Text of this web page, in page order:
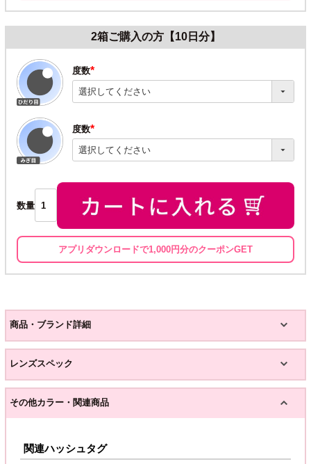
2箱ご購入の方【10日分】
度数
(必
須)
度数
(必
須)
数量
アプリダウンロードで1,000円分のクーポンGET
商品・ブランド詳細
レンズスペック
その他カラー・関連商品
関連ハッシュタグ